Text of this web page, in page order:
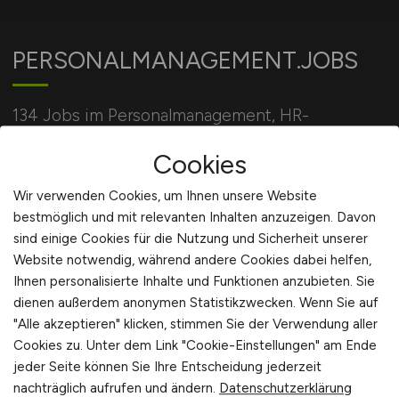
PERSONALMANAGEMENT.JOBS
134 Jobs im Personalmanagement, HR-
Personalmarketing.
Für Arbeitgeber
Stellenanzeigen schalten
Mediadaten & Konditionen
Arbeitgeber Seite
Arbeitgeber Kontakt
Cookies
Wir verwenden Cookies, um Ihnen unsere Website
bestmöglich und mit relevanten Inhalten anzuzeigen. Davon
sind einige Cookies für die Nutzung und Sicherheit unserer
Website notwendig, während andere Cookies dabei helfen,
Ihnen personalisierte Inhalte und Funktionen anzubieten. Sie
dienen außerdem anonymen Statistikzwecken. Wenn Sie auf
"Alle akzeptieren" klicken, stimmen Sie der Verwendung aller
Cookies zu. Unter dem Link "Cookie-Einstellungen" am Ende
jeder Seite können Sie Ihre Entscheidung jederzeit
nachträglich aufrufen und ändern. Datenschutzerklärung